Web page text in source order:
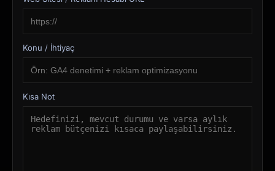
Konu / İhtiyaç
Kısa Not